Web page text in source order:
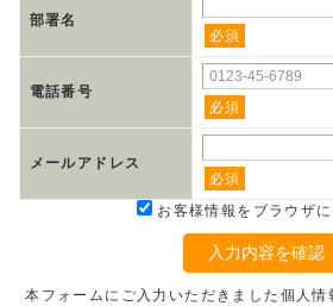
部署名
必須
電話番号
必須
メールアドレス
必須
お客様情報をブラウザに
入力内容を確認
本フォームにご入力いただきました個人